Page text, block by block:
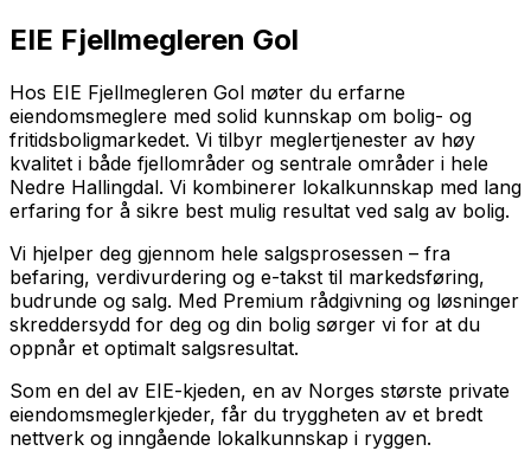
EIE Fjellmegleren Gol
Hos EIE Fjellmegleren Gol møter du erfarne
eiendomsmeglere med solid kunnskap om bolig- og
fritidsboligmarkedet. Vi tilbyr meglertjenester av høy
kvalitet i både fjellområder og sentrale områder i hele
Nedre Hallingdal. Vi kombinerer lokalkunnskap med lang
erfaring for å sikre best mulig resultat ved salg av bolig.
Vi hjelper deg gjennom hele salgsprosessen – fra
befaring, verdivurdering og e-takst til markedsføring,
budrunde og salg. Med Premium rådgivning og løsninger
skreddersydd for deg og din bolig sørger vi for at du
oppnår et optimalt salgsresultat.
Som en del av EIE-kjeden, en av Norges største private
eiendomsmeglerkjeder, får du tryggheten av et bredt
nettverk og inngående lokalkunnskap i ryggen.